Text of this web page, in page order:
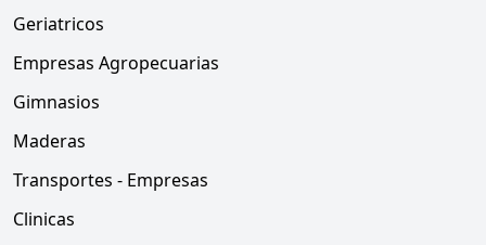
Geriatricos
Empresas Agropecuarias
Gimnasios
Maderas
Transportes - Empresas
Clinicas